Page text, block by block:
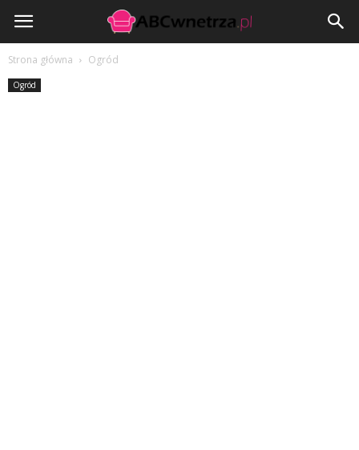
ABCwnetrza.pl
Strona główna Ogród
Ogród